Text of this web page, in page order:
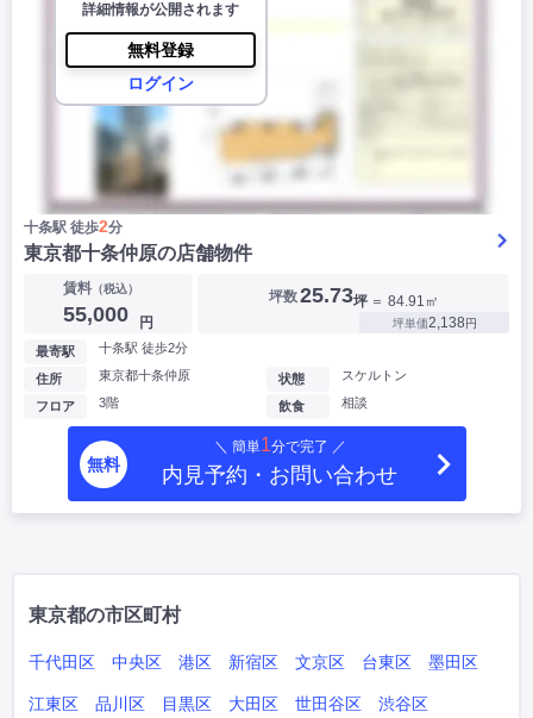
詳細情報が公開されます
無料登録
ログイン
十条駅 徒歩2分
東京都十条仲原の店舗物件
賃料 （税込）
55,000 円
坪数25.73坪 ＝ 84.91㎡
坪単価2,138円
最寄駅 十条駅 徒歩2分
住所 東京都十条仲原
フロア 3階
状態 スケルトン
飲食 相談
無料
＼ 簡単1分で完了 ／
内見予約・お問い合わせ
東京都の市区町村
千代田区 中央区 港区 新宿区 文京区 台東区 墨田区
江東区 品川区 目黒区 大田区 世田谷区 渋谷区